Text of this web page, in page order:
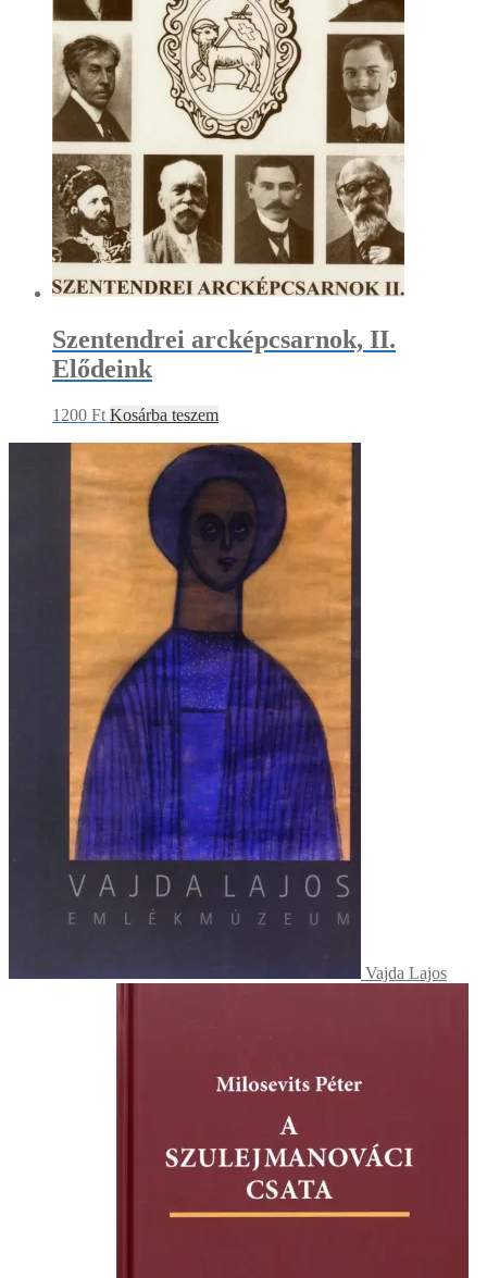
Szentendrei arcképcsarnok, II.
Elődeink
1200 Ft Kosárba teszem
Vajda Lajos